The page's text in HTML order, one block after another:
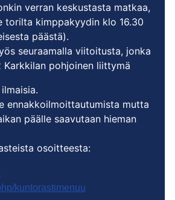
verran keskustasta matkaa,
torilta kimppakyydin klo 16.30
päästä).
seuraamalla viitoitusta, jonka
Karkkilan pohjoinen liittymä
ennakkoilmoittautumista mutta
päälle saavutaan hieman
osoitteesta:
kuntorastimenuu